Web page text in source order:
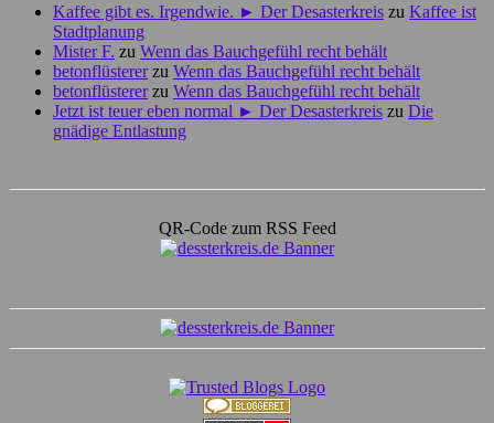
Kaffee gibt es. Irgendwie. ► Der Desasterkreis zu Kaffee ist
Stadtplanung
Mister F. zu Wenn das Bauchgefühl recht behält
betonflüstererzu Wenn das Bauchgefühl recht behält
betonflüstererzu Wenn das Bauchgefühl recht behält
Jetzt ist teuer eben normal ► Der Desasterkreis zu Die
gnädige Entlastung
QR-Code zum RSS Feed